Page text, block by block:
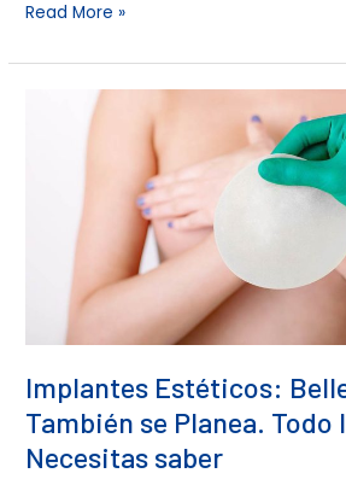
Read More »
Implantes Estéticos:
También se Planea. Todo
Necesitas saber
Implantes
Estéticos:
saber